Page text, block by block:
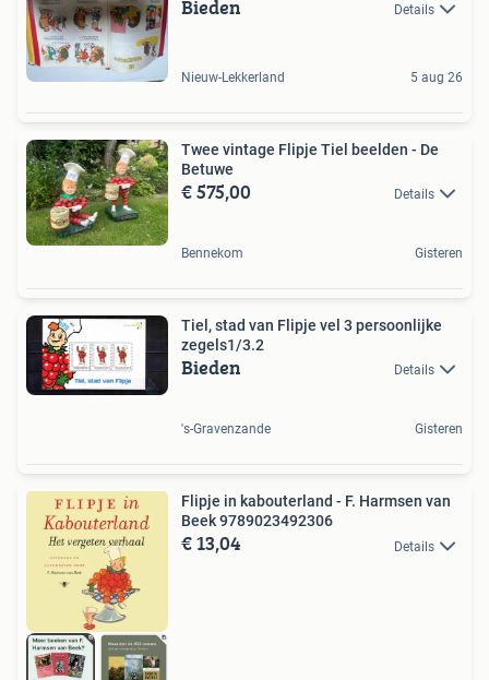
Bieden Details
Nieuw-Lekkerland 5 aug 26
Twee vintage Flipje Tiel beelden - De
Betuwe
€ 575,00 Details
Bennekom Gisteren
Tiel, stad van Flipje vel 3 persoonlijke
zegels1/3.2
Bieden Details
's-Gravenzande Gisteren
Flipje in kabouterland - F. Harmsen van
Beek 9789023492306
€ 13,04 Details